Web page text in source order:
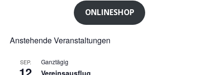
ONLINESHOP
Anstehende Veranstaltungen
SEP. Ganztägig
Vereinsausflug